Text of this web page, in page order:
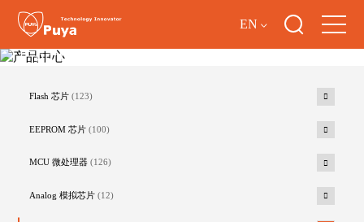
EN
产品中心
Flash 芯片 (123)
EEPROM 芯片 (100)
MCU 微处理器 (126)
Analog 模拟芯片 (12)